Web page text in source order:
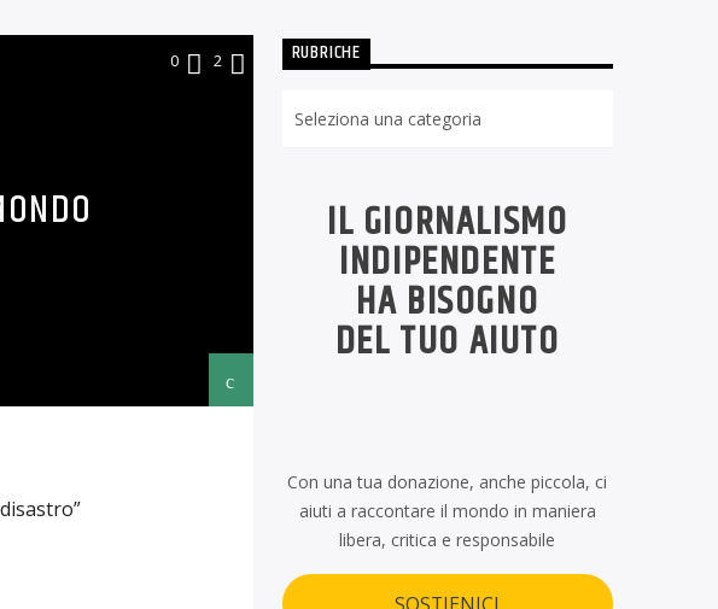
0 2 RUBRICHE
IL GIORNALISMO
INDIPENDENTE
HA BISOGNO
DEL TUO AIUTO
Con una tua donazione, anche piccola, ci
aiuti a raccontare il mondo in maniera
libera, critica e responsabile